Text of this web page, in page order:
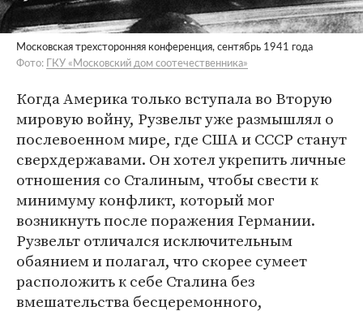
Московская трехсторонняя конференция, сентябрь 1941 года
Фото:
ГКУ «Московский дом соотечественника»
Когда Америка только вступала во Вторую
мировую войну, Рузвельт уже размышлял о
послевоенном мире, где США и СССР станут
сверхдержавами. Он хотел укрепить личные
отношения со Сталиным, чтобы свести к
минимуму конфликт, который мог
возникнуть после поражения Германии.
Рузвельт отличался исключительным
обаянием и полагал, что скорее сумеет
расположить к себе Сталина без
вмешательства бесцеремонного,